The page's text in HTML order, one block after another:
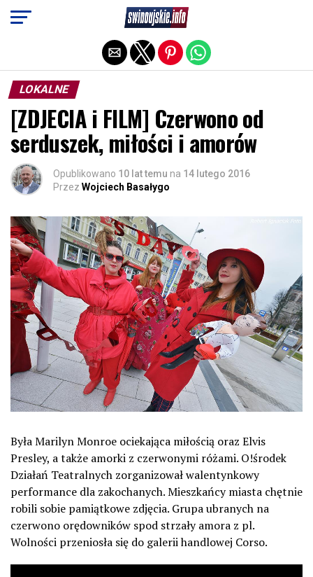
LOKALNE
[ZDJECIA i FILM] Czerwono od
serduszek, miłości i amorów
Opublikowano 10 lat temu na 14 lutego 2016
Przez Wojciech Basałygo
Była Marilyn Monroe ociekająca miłością oraz Elvis
Presley, a także amorki z czerwonymi różami. O!środek
Działań Teatralnych zorganizował walentynkowy
performance dla zakochanych. Mieszkańcy miasta chętnie
robili sobie pamiątkowe zdjęcia. Grupa ubranych na
czerwono orędowników spod strzały amora z pl.
Wolności przeniosła się do galerii handlowej Corso.
Exit mobile version